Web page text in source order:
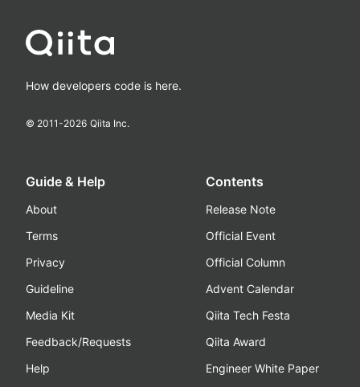
How developers code is here.
© 2011-2026 Qiita Inc.
Guide & Help
About
Terms
Privacy
Guideline
Media Kit
Feedback/Requests
Help
Contents
Release Note
Official Event
Official Column
Advent Calendar
Qiita Tech Festa
Qiita Award
Engineer White Paper